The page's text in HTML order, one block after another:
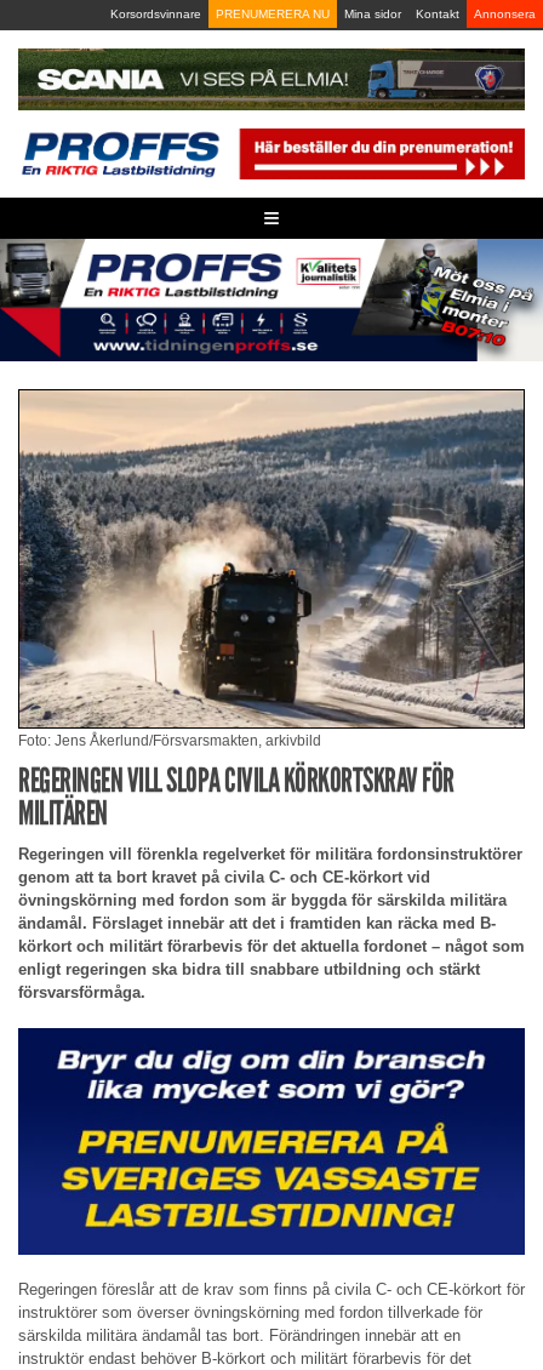
to
content
Korsordsvinnare PRENUMERERA NU Mina sidor Kontakt Annonsera
≡
Foto: Jens Åkerlund/Försvarsmakten, arkivbild
REGERINGEN VILL SLOPA CIVILA KÖRKORTSKRAV FÖR
MILITÄREN
Regeringen vill förenkla regelverket för militära fordonsinstruktörer
genom att ta bort kravet på civila C- och CE-körkort vid
övningskörning med fordon som är byggda för särskilda militära
ändamål. Förslaget innebär att det i framtiden kan räcka med B-
körkort och militärt förarbevis för det aktuella fordonet – något som
enligt regeringen ska bidra till snabbare utbildning och stärkt
försvarsförmåga.
Regeringen föreslår att de krav som finns på civila C- och CE-körkort för
instruktörer som överser övningskörning med fordon tillverkade för
särskilda militära ändamål tas bort. Förändringen innebär att en
instruktör endast behöver B-körkort och militärt förarbevis för det